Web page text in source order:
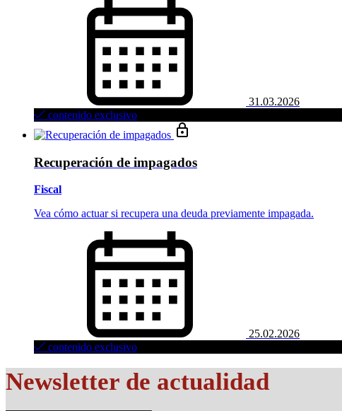
31.03.2026
contenido exclusivo
Recuperación de impagados
Fiscal
Vea cómo actuar si recupera una deuda previamente impagada.
25.02.2026
contenido exclusivo
Newsletter de actualidad